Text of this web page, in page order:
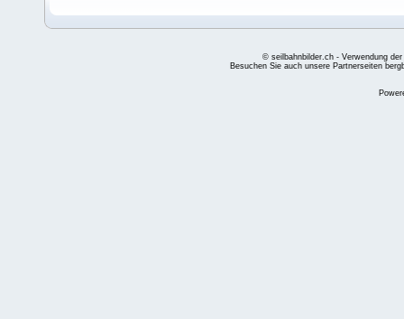
© seilbahnbilder.ch - Verwendung
Besuchen Sie auch unsere Partnerseiten